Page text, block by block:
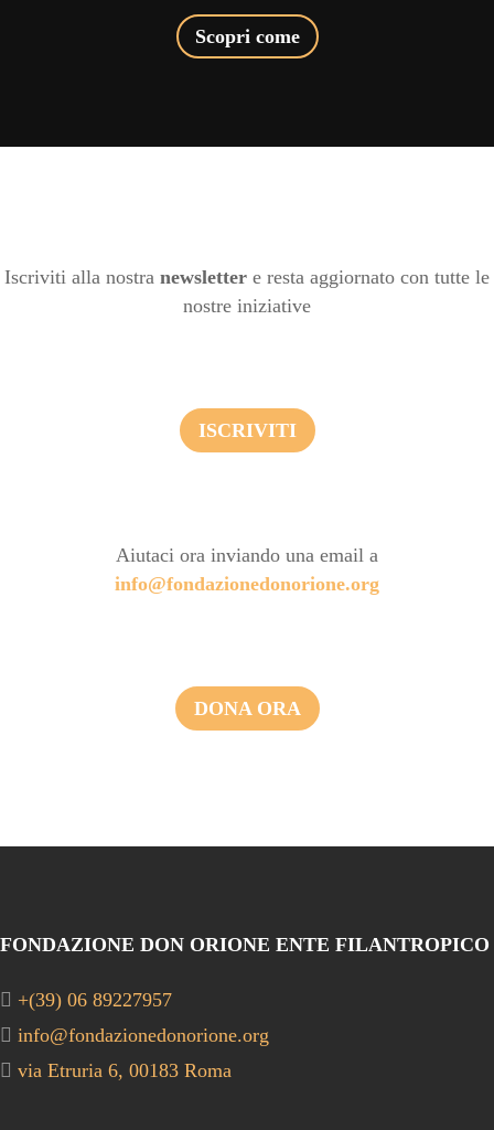
Scopri come
Iscriviti alla nostra newsletter e resta aggiornato con tutte le
nostre iniziative
ISCRIVITI
Aiutaci ora inviando una email a
info@fondazionedonorione.org
DONA ORA
FONDAZIONE DON ORIONE ENTE FILANTROPICO
+(39) 06 89227957
info@fondazionedonorione.org
via Etruria 6, 00183 Roma